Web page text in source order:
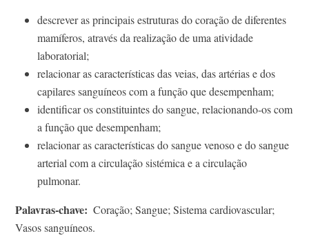
descrever as principais estruturas do coração de diferentes
mamíferos, através da realização de uma atividade
laboratorial;
relacionar as características das veias, das artérias e dos
capilares sanguíneos com a função que desempenham;
identificar os constituintes do sangue, relacionando-os com
a função que desempenham;
relacionar as características do sangue venoso e do sangue
arterial com a circulação sistémica e a circulação
pulmonar.
Palavras-chave
Coração; Sangue; Sistema cardiovascular;
Vasos sanguíneos.